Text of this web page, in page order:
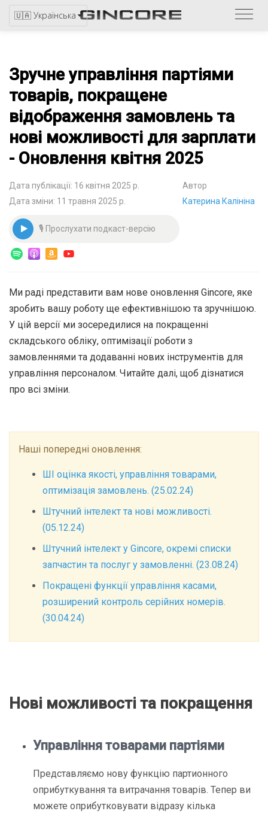
🇺🇦 Українська
Зручне управління партіями
товарів, покращене
відображення замовлень та
нові можливості для зарплати
- Оновлення квітня 2025
Дата публікації: 16 квітня 2025 р.
Дата зміни: 11 травня 2025 р.
Автор
Катерина Калініна
🎙 Прослухати подкаст-версію
Ми раді представити вам нове оновлення Gincore, яке
зробить вашу роботу ще ефективнішою та зручнішою.
У цій версії ми зосередилися на покращенні
складського обліку, оптимізації роботи з
замовленнями та додаванні нових інструментів для
управління персоналом. Читайте далі, щоб дізнатися
про всі зміни.
Наші попередні оновлення:
ШІ оцінка якості, управління товарами,
оптимізація замовлень. (25.02.24)
Штучний інтелект та нові можливості.
(05.12.24)
Штучний інтелект у Gincore, окремі списки
запчастин та послуг у замовленні. (23.08.24)
Покращені функції управління касами,
розширений контроль серійних номерів.
(30.04.24)
Нові можливості та покращення
Управління товарами партіями
Представляємо нову функцію партионного
оприбуткування та витрачання товарів. Тепер ви
можете оприбутковувати відразу кілька